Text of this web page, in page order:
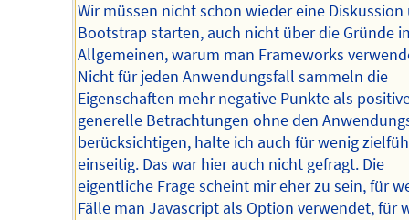
Wir müssen nicht schon wieder eine Diskussion
Bootstrap starten, auch nicht über die Gründe
Allgemeinen, warum man Frameworks
Nicht für jeden Anwendungsfall sammeln die
Eigenschaften mehr negative Punkte als
generelle Betrachtungen ohne den
berücksichtigen, halte ich auch für wenig
einseitig. Das war hier auch nicht gefragt. Die
eigentliche Frage scheint mir eher zu sein, für
Fälle man Javascript als Option verwendet, für